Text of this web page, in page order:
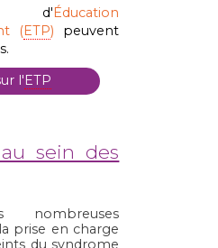
d'Éducation
(ETP) peuvent
l'ETP
sein des
prise en charge
dusyndrome